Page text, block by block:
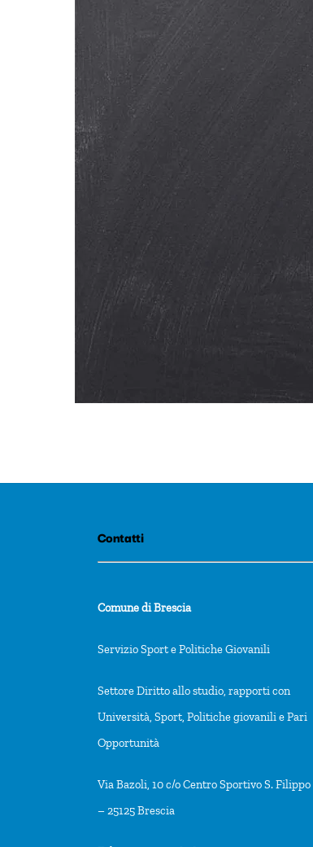
Contatti
Comune di Brescia
Servizio Sport e Politiche Giovanili
Settore Diritto allo studio, rapporti con
Università, Sport, Politiche giovanili e Pari
Opportunità
Via Bazoli, 10 c/o Centro Sportivo S. Filippo
– 25125 Brescia